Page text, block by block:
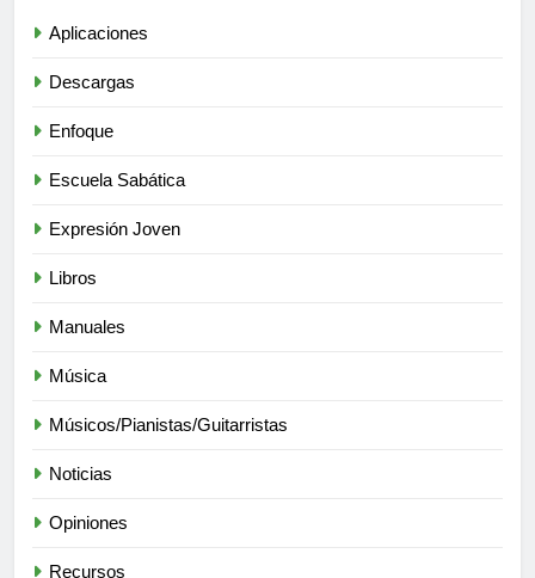
Aplicaciones
Descargas
Enfoque
Escuela Sabática
Expresión Joven
Libros
Manuales
Música
Músicos/Pianistas/Guitarristas
Noticias
Opiniones
Recursos